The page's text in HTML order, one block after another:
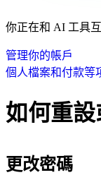
你正在和 AI 工具互
管理你的帳戶
個人檔案和付款等
如何重
更改密碼